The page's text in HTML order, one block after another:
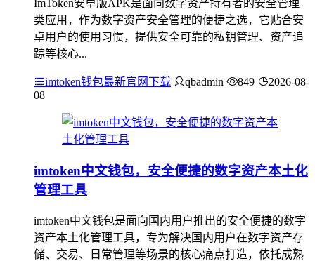
ImToken安卓版APK是面向数字资产持有者的安全管理
类应用，作为数字资产安全管理的便捷之选，它贴合安
卓用户的使用习惯，提供安全可靠的私钥管理、资产追
踪等核心...
imtoken钱包最新官网下载 qbadmin 849
2026-08-
08
imtoken中文钱包，安全便捷的数字资产本土化
管理工具
imtoken中文钱包是面向国内用户推出的安全便捷的数字
资产本土化管理工具，专为解决国内用户在数字资产存
储、交易、日常管理等场景的核心痛点打造，依托成熟